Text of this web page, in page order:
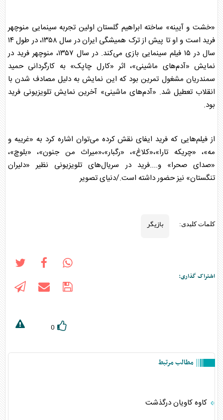
«خشت و آیینه» ساخته ابراهیم گلستان اولین تجربه سینمایی منوچهر
فرید است و او تا پیش از ترک همیشگی ایران در سال ۱۳۵۸، در طول ۱۴
سال در ۱۵ فیلم سینمایی بازی می‌کند. در سال ۱۳۵۷، منوچهر فرید در
نمایش «آدم‌های ماشینی»، اثر «کارل چاپک» به کارگردانی حمید
سمندریان مشغول تمرین بود که این نمایش به دلیل مصادف شدن با
انقلاب تعطیل شد. «آدم‌های ماشینی» آخرین نمایش تلویزیونی فرید
بود.
از فیلم‌هایی که فرید ایفای نقش کرده می‌توان اشاره کرد به «غریبه و
مه»، «چریکه تارا»،«کلاغ»، «رگبار»،«میراث من جنون»، «بلوچ»،
«صدای صحرا» و....فرید در سریال‌های تلویزیونی نظیر «دلیران
تنگستان» نیز حضور داشته است./دنیای تصویر
کلمات کلیدی: بازیگر
اشتراک گذاری:
0
مطالب مرتبط
کاوه کاویان درگذشت